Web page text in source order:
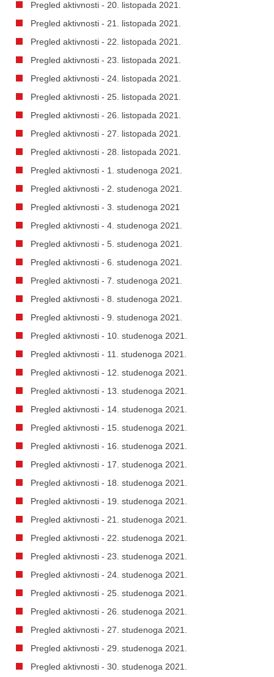
Pregled aktivnosti - 20. listopada 2021.
Pregled aktivnosti - 21. listopada 2021.
Pregled aktivnosti - 22. listopada 2021.
Pregled aktivnosti - 23. listopada 2021.
Pregled aktivnosti - 24. listopada 2021.
Pregled aktivnosti - 25. listopada 2021.
Pregled aktivnosti - 26. listopada 2021.
Pregled aktivnosti - 27. listopada 2021.
Pregled aktivnosti - 28. listopada 2021.
Pregled aktivnosti - 1. studenoga 2021.
Pregled aktivnosti - 2. studenoga 2021.
Pregled aktivnosti - 3. studenoga 2021
Pregled aktivnosti - 4. studenoga 2021.
Pregled aktivnosti - 5. studenoga 2021.
Pregled aktivnosti - 6. studenoga 2021.
Pregled aktivnosti - 7. studenoga 2021.
Pregled aktivnosti - 8. studenoga 2021.
Pregled aktivnosti - 9. studenoga 2021.
Pregled aktivnosti - 10. studenoga 2021.
Pregled aktivnosti - 11. studenoga 2021.
Pregled aktivnosti - 12. studenoga 2021.
Pregled aktivnosti - 13. studenoga 2021.
Pregled aktivnosti - 14. studenoga 2021.
Pregled aktivnosti - 15. studenoga 2021.
Pregled aktivnosti - 16. studenoga 2021.
Pregled aktivnosti - 17. studenoga 2021.
Pregled aktivnosti - 18. studenoga 2021.
Pregled aktivnosti - 19. studenoga 2021.
Pregled aktivnosti - 21. studenoga 2021.
Pregled aktivnosti - 22. studenoga 2021.
Pregled aktivnosti - 23. studenoga 2021.
Pregled aktivnosti - 24. studenoga 2021.
Pregled aktivnosti - 25. studenoga 2021.
Pregled aktivnosti - 26. studenoga 2021.
Pregled aktivnosti - 27. studenoga 2021.
Pregled aktivnosti - 29. studenoga 2021.
Pregled aktivnosti - 30. studenoga 2021.